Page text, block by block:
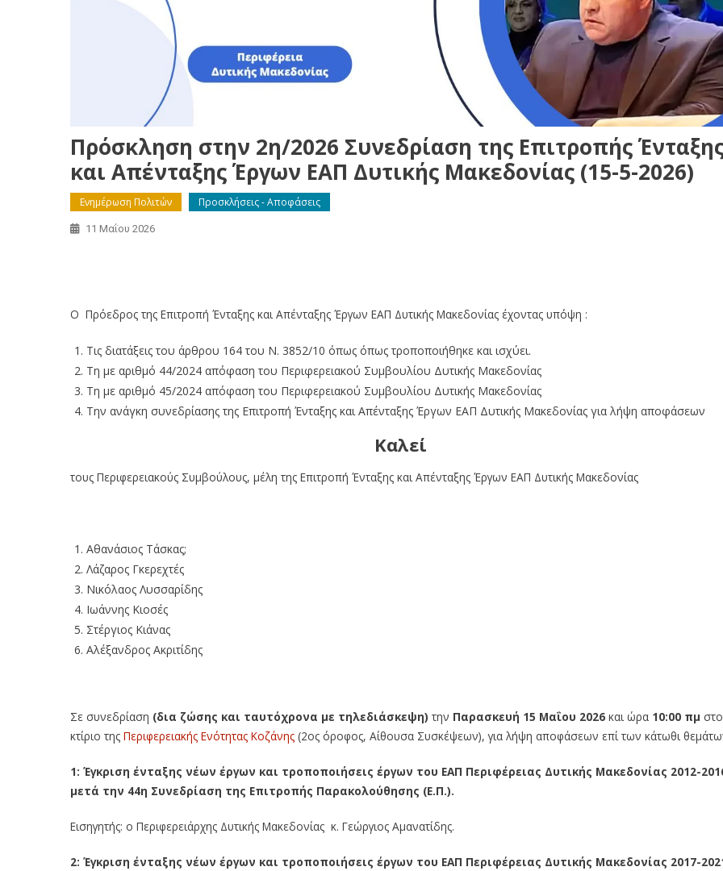
Πρόσκληση στην 2η/2026 Συνεδρίαση της Επιτροπής
και Απένταξης Έργων ΕΑΠ Δυτικής Μακεδονίας (15-5-2026)
Ενημέρωση Πολιτών Προσκλήσεις - Αποφάσεις
11 Μαΐου 2026
Ο Πρόεδρος της Επιτροπή Ένταξης και Απένταξης Έργων ΕΑΠ Δυτικής Μακεδονίας έχοντας υπόψη :
Τις διατάξεις του άρθρου 164 του Ν. 3852/10 όπως όπως τροποποιήθηκε και ισχύει.
Τη με αριθμό 44/2024 απόφαση του Περιφερειακού Συμβουλίου Δυτικής Μακεδονίας
Τη με αριθμό 45/2024 απόφαση του Περιφερειακού Συμβουλίου Δυτικής Μακεδονίας
Την ανάγκη συνεδρίασης της Επιτροπή Ένταξης και Απένταξης Έργων ΕΑΠ Δυτικής Μακεδονίας για λήψη αποφάσεων
Καλεί
τους Περιφερειακούς Συμβούλους, μέλη της Επιτροπή Ένταξης και Απένταξης Έργων ΕΑΠ Δυτικής Μακεδονίας
Αθανάσιος Τάσκας;
Λάζαρος Γκερεχτές
Νικόλαος Λυσσαρίδης
Ιωάννης Κιοσές
Στέργιος Κιάνας
Αλέξανδρος Ακριτίδης
Σε συνεδρίαση (δια ζώσης και ταυτόχρονα με τηλεδιάσκεψη) την Παρασκευή 15 Μαΐου 2026 και ώρα 10:00 πμ στο
κτίριο της Περιφερειακής Ενότητας Κοζάνης (2ος όροφος, Αίθουσα Συσκέψεων), για λήψη αποφάσεων επί των κάτωθι
1: Έγκριση ένταξης νέων έργων και τροποποιήσεις έργων του ΕΑΠ Περιφέρειας Δυτικής Μακεδονίας 2012-
μετά την 44η Συνεδρίαση της Επιτροπής Παρακολούθησης (Ε.Π.).
Εισηγητής: ο Περιφερειάρχης Δυτικής Μακεδονίας κ. Γεώργιος Αμανατίδης.
2: Έγκριση ένταξης νέων έργων και τροποποιήσεις έργων του ΕΑΠ Περιφέρειας Δυτικής Μακεδονίας 2017-